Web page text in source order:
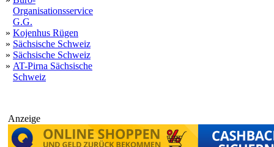
Organisationsservice
G.G.
» Kojenhus Rügen
» Sächsische Schweiz
» Sächsische Schweiz
» AT-Pirna Sächsische
Schweiz
Anzeige